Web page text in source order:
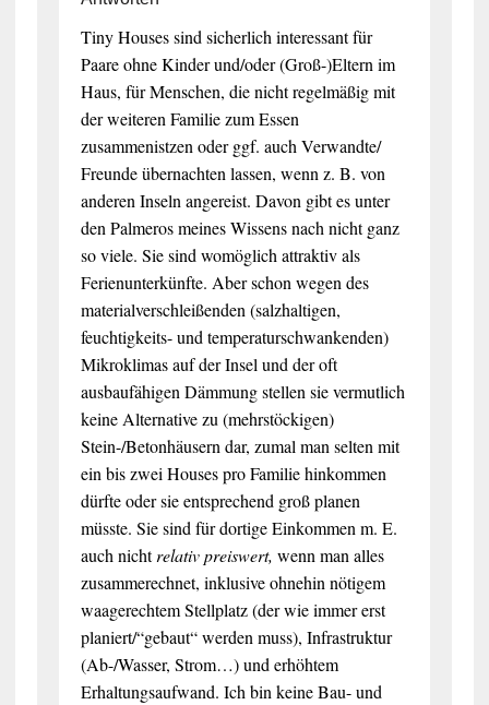
Tiny Houses sind sicherlich interessant für
Paare ohne Kinder und/oder (Groß-)Eltern im
Haus, für Menschen, die nicht regelmäßig mit
der weiteren Familie zum Essen
zusammenistzen oder ggf. auch Verwandte/
Freunde übernachten lassen, wenn z. B. von
anderen Inseln angereist. Davon gibt es unter
den Palmeros meines Wissens nach nicht ganz
so viele. Sie sind womöglich attraktiv als
Ferienunterkünfte. Aber schon wegen des
materialverschleißenden (salzhaltigen,
feuchtigkeits- und temperaturschwankenden)
Mikroklimas auf der Insel und der oft
ausbaufähigen Dämmung stellen sie vermutlich
keine Alternative zu (mehrstöckigen)
Stein-/Betonhäusern dar, zumal man selten mit
ein bis zwei Houses pro Familie hinkommen
dürfte oder sie entsprechend groß planen
müsste. Sie sind für dortige Einkommen m. E.
auch nichtrelativ preiswert, wenn man alles
zusammerechnet, inklusive ohnehin nötigem
waagerechtem Stellplatz (der wie immer erst
planiert/“gebaut“ werden muss), Infrastruktur
(Ab-/Wasser, Strom…) und erhöhtem
Erhaltungsaufwand. Ich bin keine Bau- und